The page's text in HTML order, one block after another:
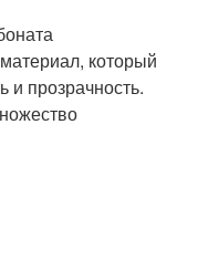
который
и прозрачность.